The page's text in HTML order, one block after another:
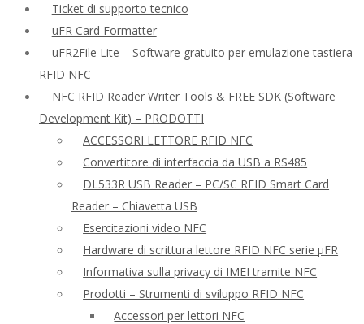
Ticket di supporto tecnico
uFR Card Formatter
uFR2File Lite – Software gratuito per emulazione tastiera
RFID NFC
NFC RFID Reader Writer Tools & FREE SDK (Software
Development Kit) – PRODOTTI
ACCESSORI LETTORE RFID NFC
Convertitore di interfaccia da USB a RS485
DL533R USB Reader – PC/SC RFID Smart Card
Reader – Chiavetta USB
Esercitazioni video NFC
Hardware di scrittura lettore RFID NFC serie μFR
Informativa sulla privacy di IMEI tramite NFC
Prodotti – Strumenti di sviluppo RFID NFC
Accessori per lettori NFC